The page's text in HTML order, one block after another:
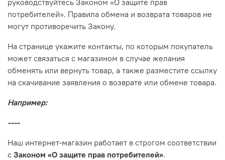
потребителей». Правила обмена и возврата товаров не
могут противоречить Закону.
На странице укажите контакты, по которым покупатель
может связаться с магазином в случае желания
обменять или вернуть товар, а также разместите ссылку
на скачивание заявления о возврате или обмене товара.
Например:
----
Наш интернет-магазин работает в строгом соответствии
с Законом «О защите прав потребителей».